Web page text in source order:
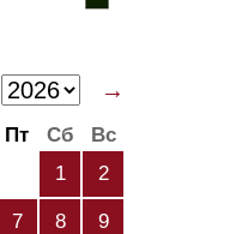
→
Пт Сб
Вс
1
2
7 8 9